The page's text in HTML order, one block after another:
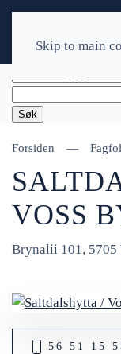
Skip to main
Søk
Forsiden
VOSS
Brynalii 101, 5705
56 51 15